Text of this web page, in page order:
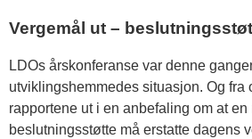
Vergemål ut –
LDOs årskonferanse var denne
utviklingshemmedes situasjon. Og fra
rapportene ut i en anbefaling om at en
beslutningsstøtte må erstatte dagens